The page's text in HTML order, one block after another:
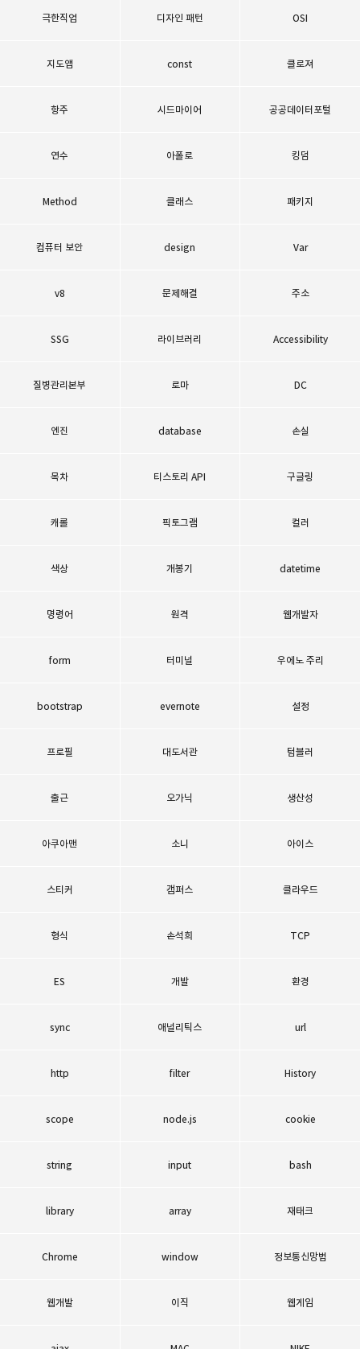
극한직업 디자인 패턴 OSI
지도앱 const 클로져
항주 시드마이어 공공데이터포털
연수 아폴로 킹덤
Method 클래스 패키지
컴퓨터 보안 design Var
v8 문제해결 주소
SSG 라이브러리 Accessibility
질병관리본부 로마 DC
엔진 database 손실
목차 티스토리 API 구글링
캐롤 픽토그램 컬러
색상 개봉기 datetime
명령어 원격 웹개발자
form 터미널 우에노 주리
bootstrap evernote 설정
프로필 대도서관 텀블러
출근 오가닉 생산성
아쿠아맨 소니 아이스
스티커 캠퍼스 클라우드
형식 손석희 TCP
ES 개발 환경
sync 애널리틱스 url
http filter History
scope node.js cookie
string input bash
library array 재태크
Chrome window 정보통신망법
웹개발 이직 웹게임